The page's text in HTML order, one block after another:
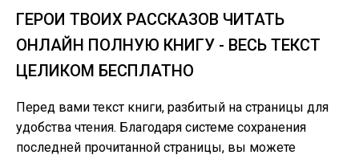
ГЕРОИ ТВОИХ РАССКАЗОВ ЧИТАТЬ
ОНЛАЙН ПОЛНУЮ КНИГУ - ВЕСЬ ТЕКСТ
ЦЕЛИКОМ БЕСПЛАТНО
Перед вами текст книги, разбитый на страницы для
удобства чтения. Благодаря системе сохранения
последней прочитанной страницы, вы можете